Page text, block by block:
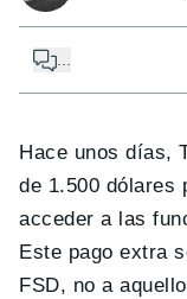
Hace unos días,
de 1.500 dólares
acceder a las
Este pago extra
FSD, no a